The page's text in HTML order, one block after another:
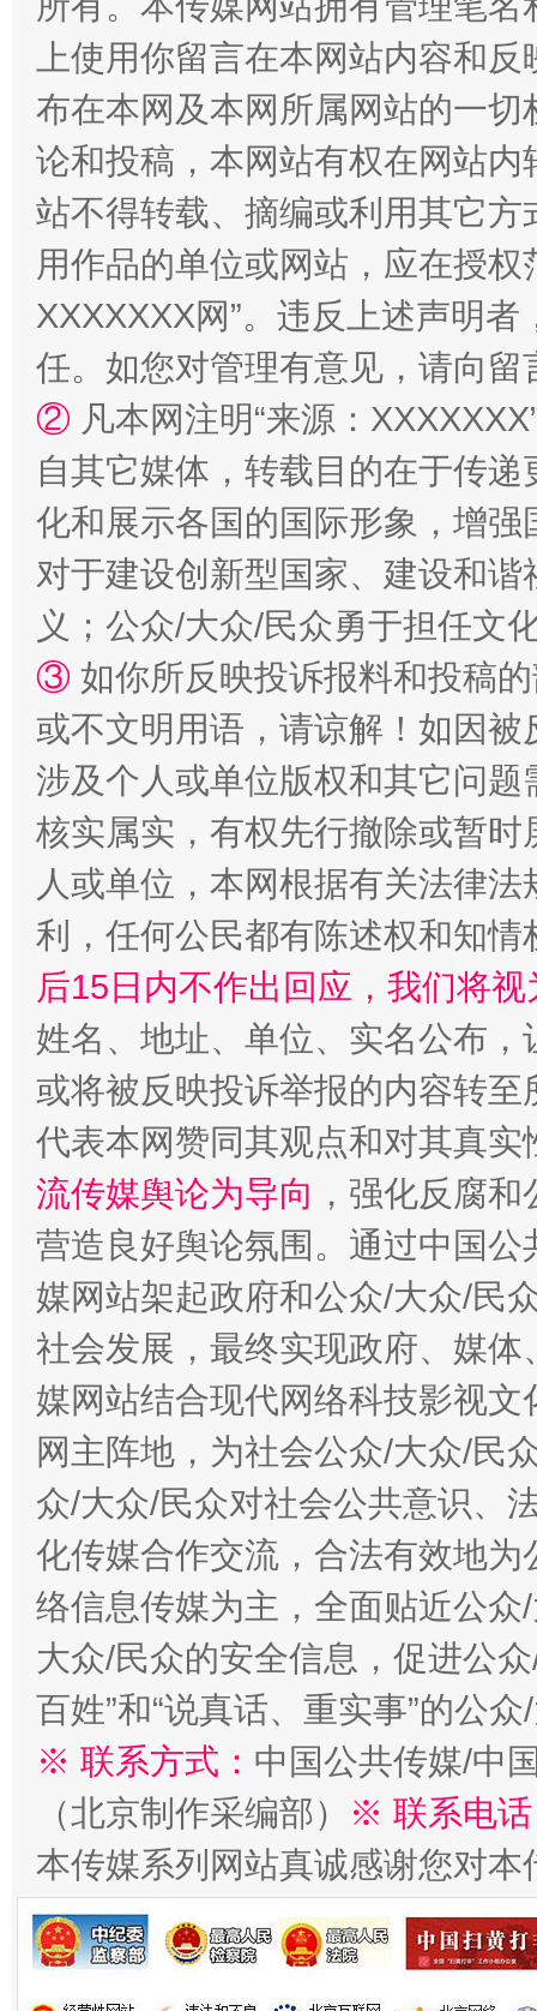
漫山遍野的桃花与雪山、麦地、白藏房 除
招工难、用工荒背后
网上购药对药下症？
这是一记警钟！ 谢
在谋一域中谋全局
习近平的博鳌关键词
魏明亮
上使用你留言在本网站内容和
布在本网及本网所属网站的一
论和投稿，本网站有权在网站
站不得转载、摘编或利用其它
用作品的单位或网站，应在授
XXXXXXX网”。违反上述声明
任。如您对管理有意见，请向
② 凡本网注明“来源：
自其它媒体，转载目的在于传
化和展示各国的国际形象，增
对于建设创新型国家、建设和
义；公众/大众/民众勇于担任文
③ 如你所反映投诉报料和投稿
或不文明用语，请谅解！如因
涉及个人或单位版权和其它问题
核实属实，有权先行撤除或暂
人或单位，本网根据有关法律
利，任何公民都有陈述权和知情
后15日内不作出回应，我们将
姓名、地址、单位、实名公布
或将被反映投诉举报的内容转
代表本网赞同其观点和对其真实
流传媒舆论为导向 ，强化反腐
营造良好舆论氛围。通过中国
媒网站架起政府和公众/大众/民
社会发展，最终实现政府、媒
媒网站结合现代网络科技影视
网主阵地，为社会公众/大众/民
众/大众/民众对社会公共意识、
化传媒合作交流，合法有效地
络信息传媒为主，全面贴近公
大众/民众的安全信息，促进公
百姓”和“说真话、重实事”的公
※ 联系方式： 中国公共传媒/中
（北京制作采编部）
※ 联系电
本传媒系列网站真诚感谢您对